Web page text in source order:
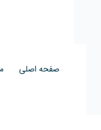
صفحه اصلی